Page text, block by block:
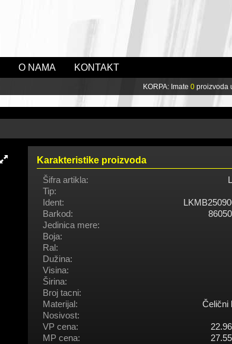
O NAMA KONTAKT
KORPA: Imate 0 proizvoda
Karakteristike proizvoda
Šifra artikla:
Tip:
Ident:
Barkod:
Jedinica mere:
Boja:
Ral:
Dužina:
Visina:
Širina:
Broj tacni:
Materijal:
Čelični
Nosivost:
VP cena:
MP cena: